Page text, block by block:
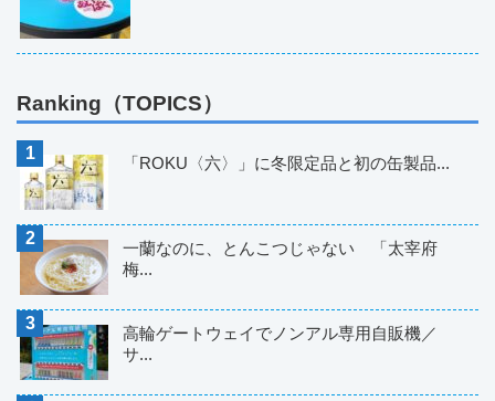
Ranking（TOPICS）
「ROKU〈六〉」に冬限定品と初の缶製品...
一蘭なのに、とんこつじゃない 「太宰府
梅...
高輪ゲートウェイでノンアル専用自販機／
サ...